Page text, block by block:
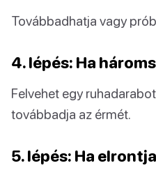
Továbbadhatja vagy
4. lépés: Ha
Felvehet egy
továbbadja az érmét.
5. lépés: Ha